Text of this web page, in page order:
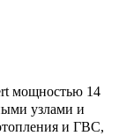
мощностью 14
узлами и
и ГВС,